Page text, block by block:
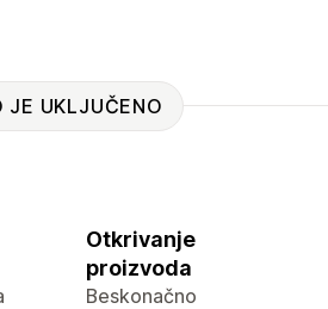
JE UKLJUČENO
Otkrivanje
proizvoda
Beskonačno